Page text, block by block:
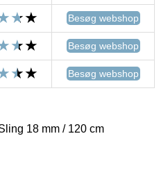
Besøg webshop
Besøg webshop
Besøg webshop
18 mm / 120 cm